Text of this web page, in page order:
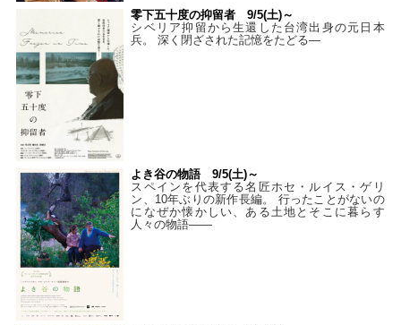
零下五十度の抑留者 9/5(土)～
シベリア抑留から生還した台湾出身の元日本
兵。 深く閉ざされた記憶をたどる—
よき谷の物語 9/5(土)～
スペインを代表する名匠ホセ・ルイス・ゲリ
ン、10年ぶりの新作長編。 行ったことがないの
になぜか懐かしい、ある土地とそこに暮らす
人々の物語――